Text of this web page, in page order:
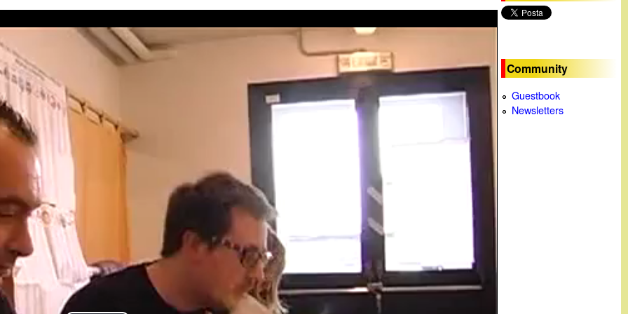
c
Community
Guestbook
Newsletters